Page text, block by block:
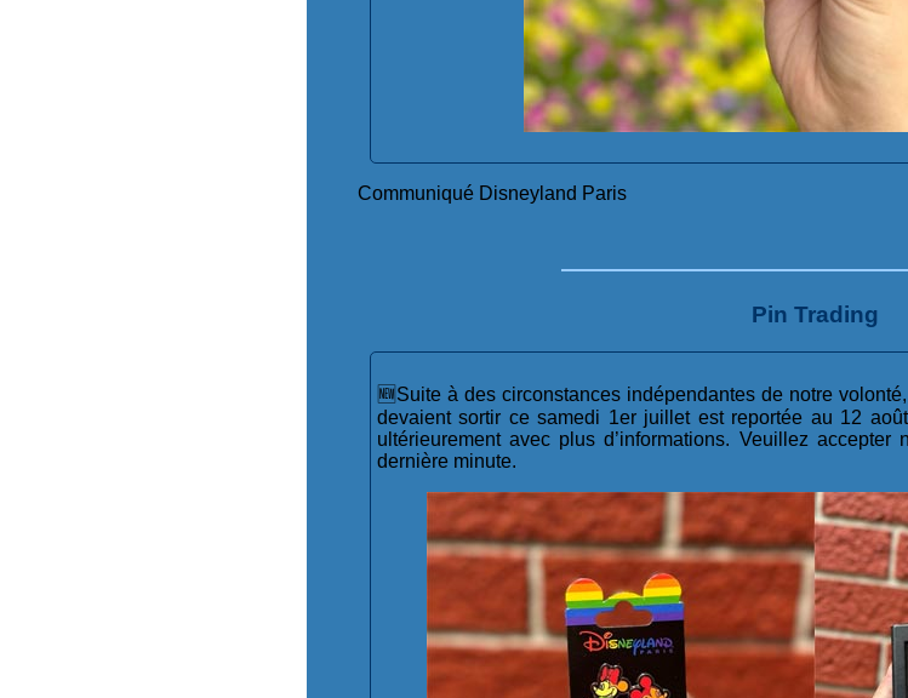
Communiqué Disneyland Paris
Pin Trading
🆕Suite à des circonstances indépendantes de notre
devaient sortir ce samedi 1er juillet est reportée au 12
ultérieurement avec plus d’informations. Veuillez
dernière minute.